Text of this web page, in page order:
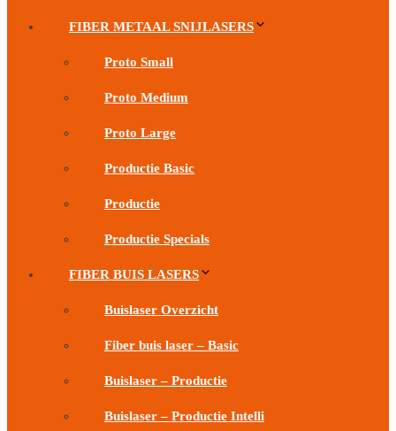
FIBER METAAL SNIJLASERS
Proto Small
Proto Medium
Proto Large
Productie Basic
Productie
Productie Specials
FIBER BUIS LASERS
Buislaser Overzicht
Fiber buis laser – Basic
Buislaser – Productie
Buislaser – Productie Intelli